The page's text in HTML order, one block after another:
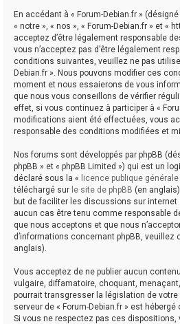
En accédant à « Forum-Debian.fr » (désigné
« notre », « nos », « Forum-Debian.fr » et «
acceptez d’être légalement responsable
vous n’acceptez pas d’être légalement
conditions suivantes, veuillez ne pas
Debian.fr ». Nous pouvons modifier ces
moment et nous essaierons de vous
que nous vous conseillons de vérifier
effet, si vous continuez à participer à «
modifications aient été effectuées, vous
responsable des conditions modifiées et
Nos forums sont développés par phpBB
phpBB » et « phpBB Limited ») qui est un
déclaré sous la « licence publique générale
téléchargé sur le site de phpBB (en
but de faciliter les discussions sur internet
aucun cas être tenu comme responsable
que nous acceptons et que nous
d’informations concernant phpBB, veuillez
anglais).
Vous acceptez de ne publier aucun
vulgaire, diffamatoire, choquant,
pourrait transgresser la législation de
serveur de « Forum-Debian.fr » est
Si vous ne respectez pas ces dispositions,